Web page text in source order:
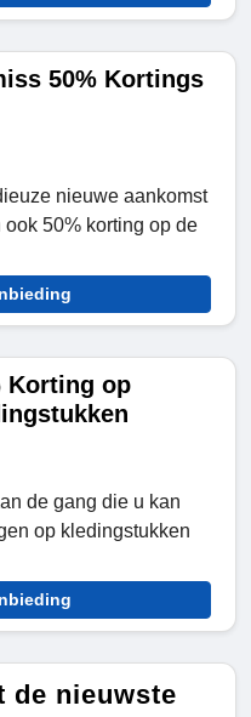
50% Kortings
nieuwe aankomst
50% korting op de
Korting op
de gang die u kan
op kledingstukken
de nieuwste